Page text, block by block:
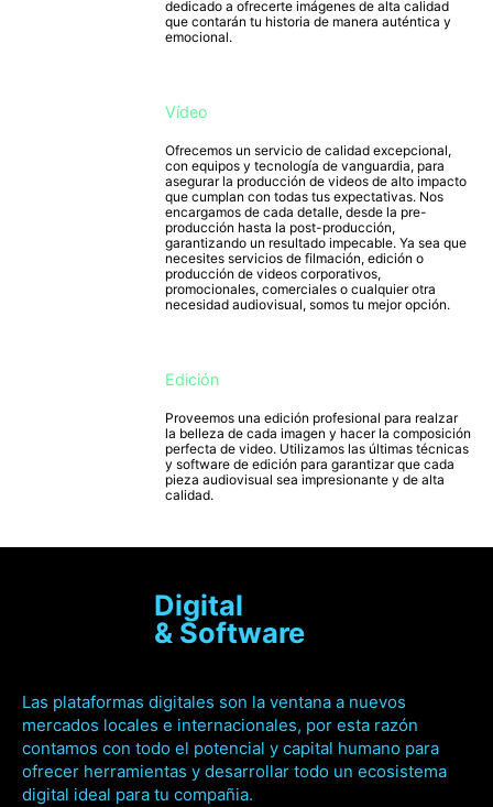
dedicado a ofrecerte imágenes de alta calidad
que contarán tu historia de manera auténtica y
emocional.
Vídeo
Ofrecemos un servicio de calidad excepcional,
con equipos y tecnología de vanguardia, para
asegurar la producción de videos de alto impacto
que cumplan con todas tus expectativas. Nos
encargamos de cada detalle, desde la pre-
producción hasta la post-producción,
garantizando un resultado impecable. Ya sea que
necesites servicios de filmación, edición o
producción de videos corporativos,
promocionales, comerciales o cualquier otra
necesidad audiovisual, somos tu mejor opción.
Edición
Proveemos una edición profesional para realzar
la belleza de cada imagen y hacer la composición
perfecta de video. Utilizamos las últimas técnicas
y software de edición para garantizar que cada
pieza audiovisual sea impresionante y de alta
calidad.
Digital
& Software
Las plataformas digitales son la ventana a nuevos
mercados locales e internacionales, por esta razón
contamos con todo el potencial y capital humano para
ofrecer herramientas y desarrollar todo un ecosistema
digital ideal para tu compañia.